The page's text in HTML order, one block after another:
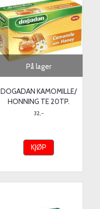
På lager
DOGADAN KAMOMILLE/
HONNING TE 20TP.
32,-
KJØP